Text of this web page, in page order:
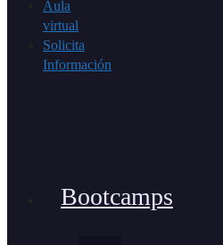
Aula
virtual
Solicita
Información
Bootcamps